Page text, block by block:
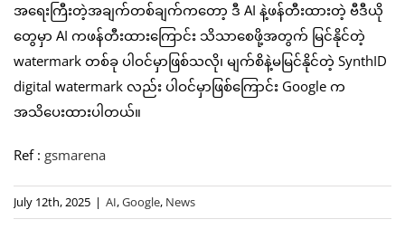
အရေးကြီးတဲ့အချက်တစ်ချက်ကတော့ ဒီ AI နဲ့ဖန်တီးထားတဲ့ ဗီဒီယို
တွေမှာ AI ကဖန်တီးထားကြောင်း သိသာစေဖို့အတွက် မြင်နိုင်တဲ့
watermark တစ်ခု ပါဝင်မှာဖြစ်သလို၊ မျက်စိနဲ့မမြင်နိုင်တဲ့ SynthID
digital watermark လည်း ပါဝင်မှာဖြစ်ကြောင်း Google က
အသိပေးထားပါတယ်။
Ref : gsmarena
July 12th, 2025 | AI,Google, News